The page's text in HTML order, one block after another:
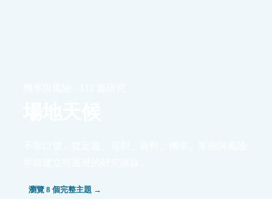
瀏覽 8 個完整主題 →